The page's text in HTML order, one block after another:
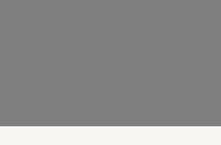
Εφόδου 25, Ηράκλειο Κρήτης